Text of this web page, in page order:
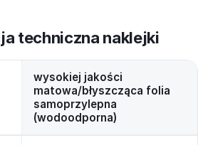
techniczna naklejki
wysokiej jakości
matowa/błyszcząca folia
samoprzylepna
(wodoodporna)